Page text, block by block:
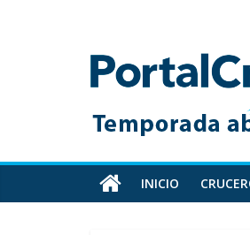
Toda
información
cruceros
en
un
INICIO